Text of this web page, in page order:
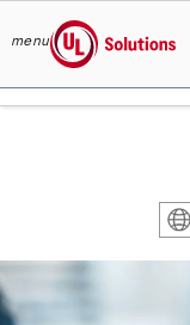
Skip to main content
menu
UL Solutions